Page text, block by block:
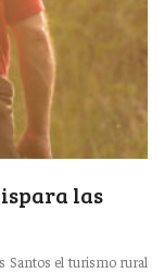
las
Santos el turismo rural